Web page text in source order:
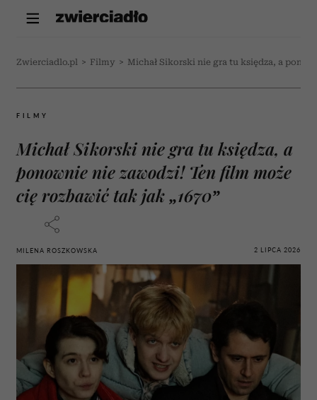
Zwierciadlo.pl > Filmy > Michał Sikorski nie gra tu księdza, a
FILMY
Michał Sikorski nie gra tu księdza, a
ponownie nie zawodzi! Ten film może
cię rozbawić tak jak „1670”
MILENA ROSZKOWSKA 2 LIPCA 2026